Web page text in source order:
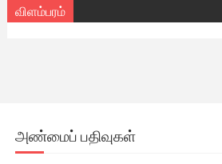
விளம்பரம்
அண்மைப் பதிவுகள்